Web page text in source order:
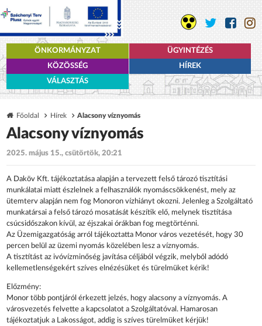
ÖNKORMÁNYZAT
ÜGYINTÉZÉS
KÖZÖSSÉG
HÍREK
VÁLASZTÁS
Főoldal Hírek Alacsony víznyomás
Alacsony víznyomás
2025. május 15., csütörtök, 20:21
A Daköv Kft. tájékoztatása alapján a tervezett felső tározó tisztítási
munkálatai miatt észlelnek a felhasználók nyomáscsökkenést, mely az
ütemterv alapján nem fog Monoron vízhiányt okozni. Jelenleg a Szolgáltató
munkatársai a felső tározó mosatását készítik elő, melynek tisztítása
csúcsidőszakon kívül, az éjszakai órákban fog megtörténni.
Az Üzemigazgatóság arról tájékoztatta Monor város vezetését, hogy 30
percen belül az üzemi nyomás közelében lesz a víznyomás.
A tisztítást az ivóvízminőség javítása céljából végzik, melyből adódó
kellemetlenségekért szíves elnézésüket és türelmüket kérik!
Előzmény:
Monor több pontjáról érkezett jelzés, hogy alacsony a víznyomás. A
városvezetés felvette a kapcsolatot a Szolgáltatóval. Hamarosan
tájékoztatjuk a Lakosságot, addig is szíves türelmüket kérjük!